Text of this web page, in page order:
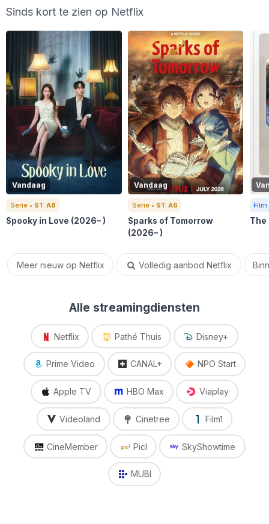
Sinds kort te zien op Netflix
Vandaag
Serie • S1: A8
Spooky in Love (2026– )
Vandaag
Serie • S1: A6
Sparks of Tomorrow
(2026– )
Film
The
Meer nieuw op Netflix Volledig aanbod Netflix
Alle streamingdiensten
Netflix Pathé Thuis Disney+
Prime Video CANAL+ NPO Start
Apple TV HBO Max Viaplay
Videoland Cinetree Film1
CineMember Picl SkyShowtime
MUBI